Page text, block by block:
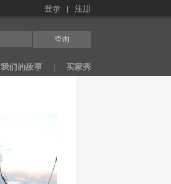
登录 注册
我们的故事 | 买家秀